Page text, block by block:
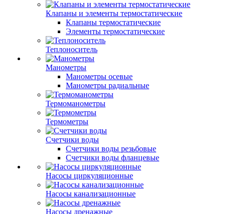
Клапаны и элементы термостатические
Клапаны термостатические
Элементы термостатические
Теплоноситель
Манометры
Манометры осевые
Манометры радиальные
Термоманометры
Термометры
Счетчики воды
Счетчики воды резьбовые
Счетчики воды фланцевые
Насосы циркуляционные
Насосы канализационные
Насосы дренажные